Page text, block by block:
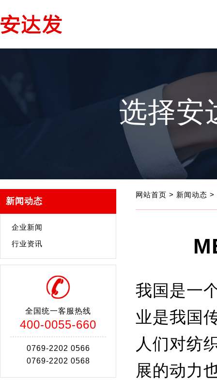
选择安
新闻动态
企业新闻
行业资讯
全国统一客服热线
400-0055-660
0769-2202 0566
0769-2202 0568
网站首页 > 新闻动态 >
我国是一
业是我国
人们对纺
展的动力